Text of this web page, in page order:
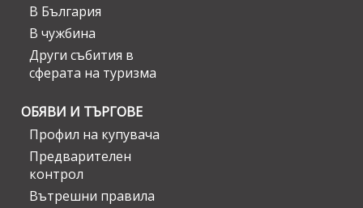
В България
В чужбина
Други събития в
сферата на туризма
ОБЯВИ И ТЪРГОВЕ
Профил на купувача
Предварителен
контрол
Вътрешни правила